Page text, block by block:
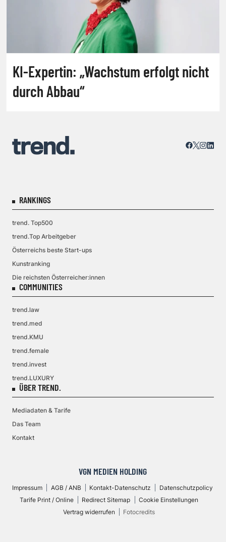
KI-Expertin: „Wachstum erfolgt nicht
durch Abbau“
RANKINGS
trend. Top500
trend.Top Arbeitgeber
Österreichs beste Start-ups
Kunstranking
Die reichsten Österreicher:innen
COMMUNITIES
trend.law
trend.med
trend.KMU
trend.female
trend.invest
trend.LUXURY
ÜBER TREND.
Mediadaten & Tarife
Das Team
Kontakt
VGN MEDIEN HOLDING
Impressum AGB / ANB Kontakt-Datenschutz
Datenschutzpolicy
Tarife Print / Online
Redirect Sitemap
Cookie Einstellungen
Vertrag widerrufen
Fotocredits